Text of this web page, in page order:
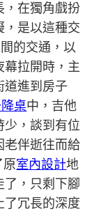
，在獨角戲扮
，是以這種交
的交通，以
幕拉開時，主
道進到房子
桌中，吉他
少，談到有位
老伴逝往而給
原室內設計地
了，只剩下腳
了冗長的深度